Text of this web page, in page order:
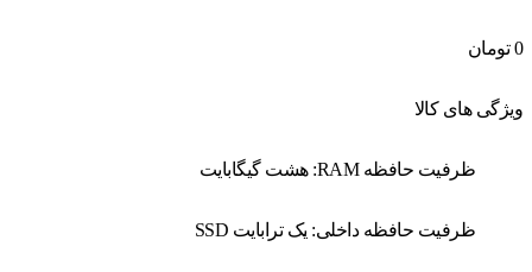
0 تومان
ویژگی های کالا
ظرفیت حافظه RAM: هشت گیگابایت
ظرفیت حافظه داخلی: یک ترابایت SSD